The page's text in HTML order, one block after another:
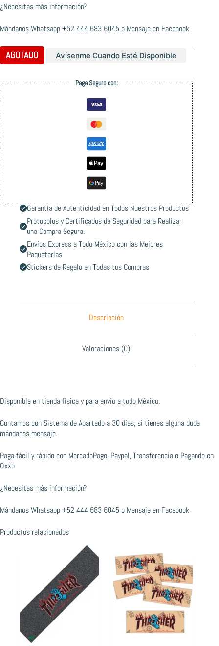
¿Necesitas más información?
Mándanos Whatsapp+52 444 683 6045 o Mensaje en Facebook
AGOTADO Avísenme Cuando Esté Disponible
Paga Seguro con:
Garantía de Autenticidad en Todos Nuestros Productos
Protocolos y Certificados de Seguridad para Realizar
una Compra Segura.
Envíos Express a Todo México con las Mejores
Paqueterías
Stickers de Regalo en Todas tus Compras
Descripción
Valoraciones (0)
Disponible en tienda física y para envío a todo México.
Contamos con Sistema de Apartado a 30 días, si tienes alguna duda
mándanos mensaje.
Paga fácil y rápido con MercadoPago, Paypal, Transferencia o Pagando en
Oxxo
¿Necesitas más información?
Mándanos Whatsapp+52 444 683 6045 o Mensaje en Facebook
Productos relacionados